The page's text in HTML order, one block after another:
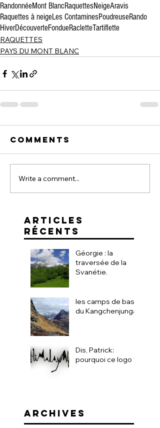
RandonnéeMont BlancRaquettesNeigeAravis
Raquettes à neigeLes ContaminesPoudreuseRando
HiverDécouverteFondueRacletteTartiflette
RAQUETTES
PAYS DU MONT BLANC
Comments
Write a comment...
ARTICLES
RÉCENTS
Géorgie : la
traversée de la
Svanétie.
les camps de base
du Kangchenjunga
Dis, Patrick:
pourquoi ce logo ?!
ARCHIVEs